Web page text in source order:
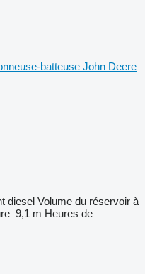
batteuse John Deere
diesel Volume du réservoir à
9,1 m Heures de